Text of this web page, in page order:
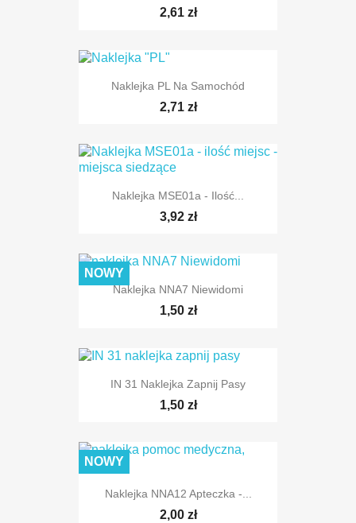
2,61 zł
Naklejka PL Na Samochód
2,71 zł
Naklejka MSE01a - Ilość...
3,92 zł
Naklejka NNA7 Niewidomi
1,50 zł
NOWY
IN 31 Naklejka Zapnij Pasy
1,50 zł
Naklejka NNA12 Apteczka -...
2,00 zł
NOWY